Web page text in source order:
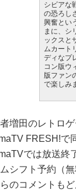
シビアな
の恐ろし
興奮とい
まに、シ
ックスと
ムカート
ディなプ
コン版ウ
版ファン
で楽しみ
増田のレトロゲ
FRESH!で
では放送終
シフト予約（
のコメントも